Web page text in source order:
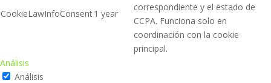
CookieLawInfoConsent1 year
correspondiente y el estado de
CCPA. Funciona solo en
coordinación con la cookie
principal.
Análisis
Análisis